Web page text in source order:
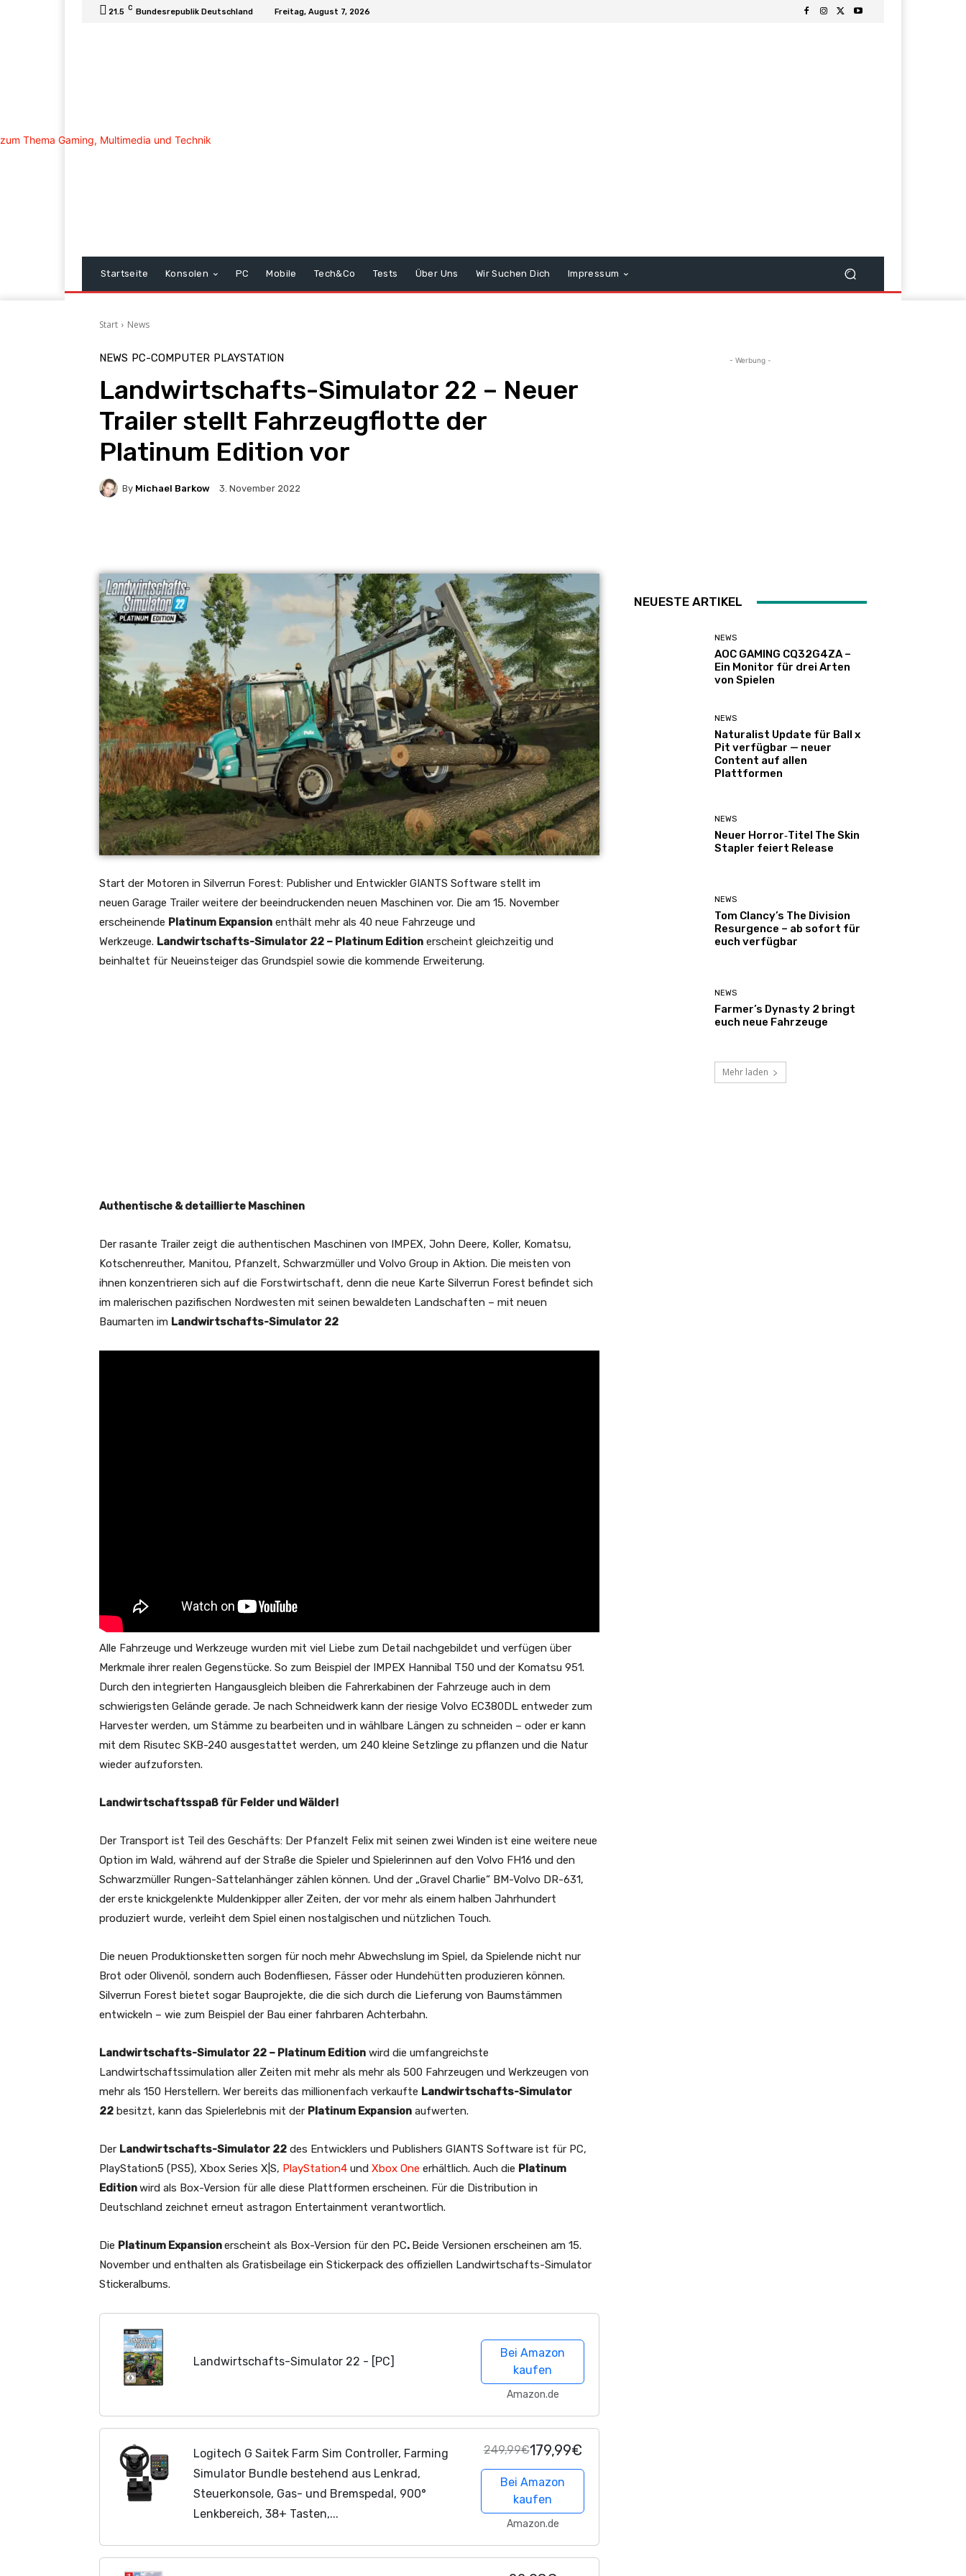
21.5 C Bundesrepublik Deutschland Freitag, August 7, 2026
Startseite Konsolen PC Mobile Tech&Co Tests Über Uns Wir Suchen Dich Impressum
Start News
NEWS PC-COMPUTER PLAYSTATION
Landwirtschafts-Simulator 22 – Neuer
Trailer stellt Fahrzeugflotte der
Platinum Edition vor
By Michael Barkow 3. November 2022
Start der Motoren in Silverrun Forest: Publisher und Entwickler GIANTS Software stellt im
neuen Garage Trailer weitere der beeindruckenden neuen Maschinen vor. Die am 15. November
erscheinende Platinum Expansion enthält mehr als 40 neue Fahrzeuge und
Werkzeuge. Landwirtschafts-Simulator 22 – Platinum Edition erscheint gleichzeitig und
beinhaltet für Neueinsteiger das Grundspiel sowie die kommende Erweiterung.
Authentische & detaillierte Maschinen
Der rasante Trailer zeigt die authentischen Maschinen von IMPEX, John Deere, Koller, Komatsu,
Kotschenreuther, Manitou, Pfanzelt, Schwarzmüller und Volvo Group in Aktion. Die meisten von
ihnen konzentrieren sich auf die Forstwirtschaft, denn die neue Karte Silverrun Forest befindet sich
im malerischen pazifischen Nordwesten mit seinen bewaldeten Landschaften – mit neuen
Baumarten im Landwirtschafts-Simulator 22
Alle Fahrzeuge und Werkzeuge wurden mit viel Liebe zum Detail nachgebildet und verfügen über
Merkmale ihrer realen Gegenstücke. So zum Beispiel der IMPEX Hannibal T50 und der Komatsu 951.
Durch den integrierten Hangausgleich bleiben die Fahrerkabinen der Fahrzeuge auch in dem
schwierigsten Gelände gerade. Je nach Schneidwerk kann der riesige Volvo EC380DL entweder zum
Harvester werden, um Stämme zu bearbeiten und in wählbare Längen zu schneiden – oder er kann
mit dem Risutec SKB-240 ausgestattet werden, um 240 kleine Setzlinge zu pflanzen und die Natur
wieder aufzuforsten.
Landwirtschaftsspaß für Felder und Wälder!
Der Transport ist Teil des Geschäfts: Der Pfanzelt Felix mit seinen zwei Winden ist eine weitere neue
Option im Wald, während auf der Straße die Spieler und Spielerinnen auf den Volvo FH16 und den
Schwarzmüller Rungen-Sattelanhänger zählen können. Und der „Gravel Charlie“ BM-Volvo DR-631,
der erste knickgelenkte Muldenkipper aller Zeiten, der vor mehr als einem halben Jahrhundert
produziert wurde, verleiht dem Spiel einen nostalgischen und nützlichen Touch.
Die neuen Produktionsketten sorgen für noch mehr Abwechslung im Spiel, da Spielende nicht nur
Brot oder Olivenöl, sondern auch Bodenfliesen, Fässer oder Hundehütten produzieren können.
Silverrun Forest bietet sogar Bauprojekte, die die sich durch die Lieferung von Baumstämmen
entwickeln – wie zum Beispiel der Bau einer fahrbaren Achterbahn.
Landwirtschafts-Simulator 22 – Platinum Edition wird die umfangreichste
Landwirtschaftssimulation aller Zeiten mit mehr als mehr als 500 Fahrzeugen und Werkzeugen von
mehr als 150 Herstellern. Wer bereits das millionenfach verkaufte Landwirtschafts-Simulator
22 besitzt, kann das Spielerlebnis mit der Platinum Expansion aufwerten.
Der Landwirtschafts-Simulator 22 des Entwicklers und Publishers GIANTS Software ist für PC,
PlayStation5 (PS5), Xbox Series X|S, PlayStation4 und Xbox One erhältlich. Auch die Platinum
Editionwird als Box-Version für alle diese Plattformen erscheinen. Für die Distribution in
Deutschland zeichnet erneut astragon Entertainment verantwortlich.
Die Platinum Expansionerscheint als Box-Version für den PC. Beide Versionen erscheinen am 15.
November und enthalten als Gratisbeilage ein Stickerpack des offiziellen Landwirtschafts-Simulator
Stickeralbums.
Landwirtschafts-Simulator 22 - [PC]
Bei Amazon
kaufen
Amazon.de
Logitech G Saitek Farm Sim Controller, Farming
Simulator Bundle bestehend aus Lenkrad,
Steuerkonsole, Gas- und Bremspedal, 900°
Lenkbereich, 38+ Tasten,...
249,99€179,99€
Bei Amazon
kaufen
Amazon.de
- Werbung -
NEUESTE ARTIKEL
NEWS
AOC GAMING CQ32G4ZA –
Ein Monitor für drei Arten
von Spielen
NEWS
Naturalist Update für Ball x
Pit verfügbar — neuer
Content auf allen
Plattformen
NEWS
Neuer Horror‑Titel The Skin
Stapler feiert Release
NEWS
Tom Clancy’s The Division
Resurgence – ab sofort für
euch verfügbar
NEWS
Farmer’s Dynasty 2 bringt
euch neue Fahrzeuge
Mehr laden